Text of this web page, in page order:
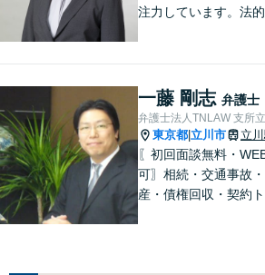
注力しています。法的
日でも早く取り戻すた
心誠意を尽くします。
一藤 剛志 弁護士
弁護士法人TNLAW 支所
東京都 立川市 立
〖初回面談無料・
可〗相続・交通事故
産・債権回収・契約ト